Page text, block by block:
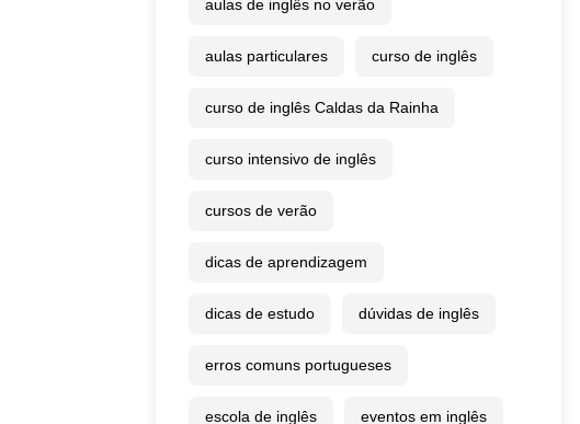
aulas de inglês no verão
aulas particulares curso de inglês
curso de inglês Caldas da Rainha
curso intensivo de inglês
cursos de verão
dicas de aprendizagem
dicas de estudo dúvidas de inglês
erros comuns portugueses
escola de inglês eventos em inglês